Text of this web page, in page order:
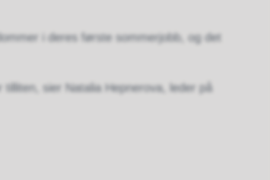
i deres første sommerjobb, og det
sier Natalia Hepnerova, leder på